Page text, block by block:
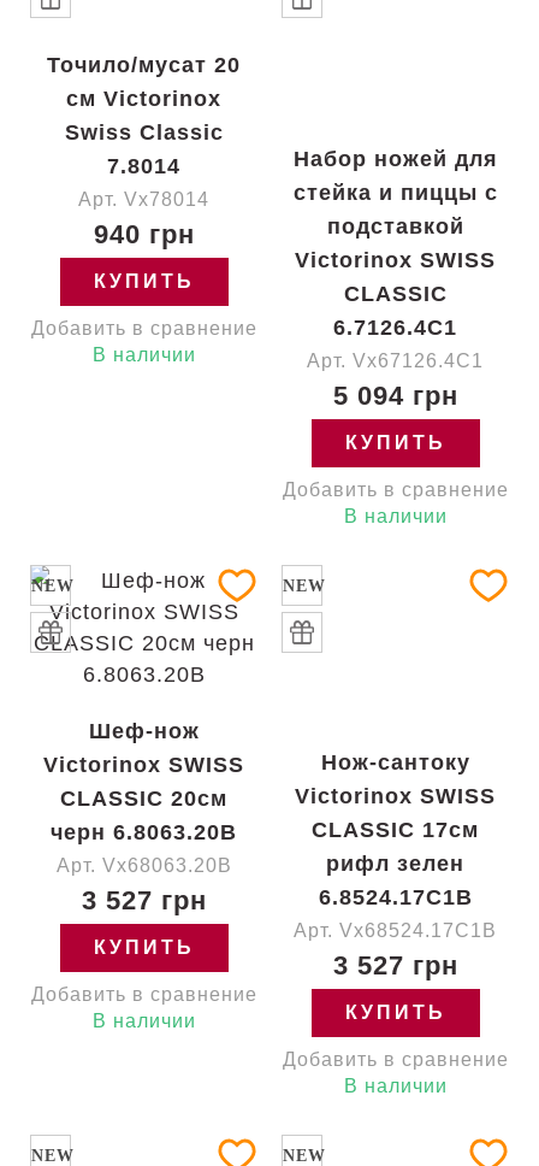
Точило/мусат 20
см Victorinox
Swiss Classic
7.8014
Арт. Vx78014
940 грн
КУПИТЬ
Добавить в сравнение
В наличии
Набор ножей для
стейка и пиццы с
подставкой
Victorinox SWISS
CLASSIC
6.7126.4C1
Арт. Vx67126.4C1
5 094 грн
КУПИТЬ
Добавить в сравнение
В наличии
NEW
Шеф-нож
Victorinox SWISS
CLASSIC 20см
черн 6.8063.20B
Арт. Vx68063.20B
3 527 грн
КУПИТЬ
Добавить в сравнение
В наличии
NEW
Нож-сантоку
Victorinox SWISS
CLASSIC 17см
рифл зелен
6.8524.17C1B
Арт. Vx68524.17C1B
3 527 грн
КУПИТЬ
Добавить в сравнение
В наличии
NEW NEW